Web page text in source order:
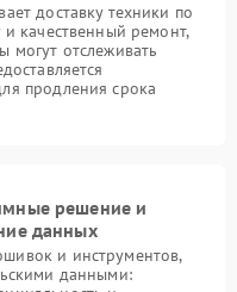
доставку техники по
качественный ремонт,
могут отслеживать
продления срока
решение и
данных
и инструментов,
данными: